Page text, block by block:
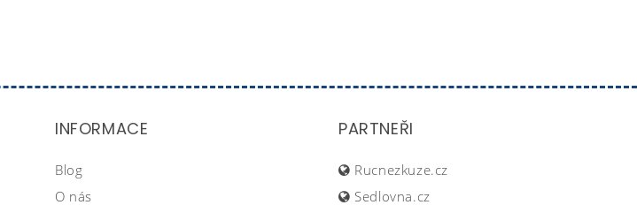
INFORMACE
Blog
O nás
PARTNEŘI
Rucnezkuze.cz
Sedlovna.cz